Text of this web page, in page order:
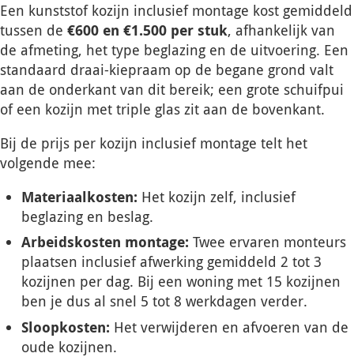
Een kunststof kozijn inclusief montage kost gemiddeld
tussen de €600 en €1.500 per stuk, afhankelijk van
de afmeting, het type beglazing en de uitvoering. Een
standaard draai-kiepraam op de begane grond valt
aan de onderkant van dit bereik; een grote schuifpui
of een kozijn met triple glas zit aan de bovenkant.
Bij de prijs per kozijn inclusief montage telt het
volgende mee:
Materiaalkosten: Het kozijn zelf, inclusief
beglazing en beslag.
Arbeidskosten montage: Twee ervaren monteurs
plaatsen inclusief afwerking gemiddeld 2 tot 3
kozijnen per dag. Bij een woning met 15 kozijnen
ben je dus al snel 5 tot 8 werkdagen verder.
Sloopkosten: Het verwijderen en afvoeren van de
oude kozijnen.